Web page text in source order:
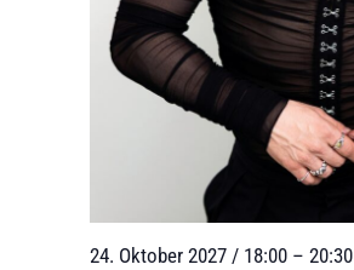
24. Oktober 2027 / 18:00– 20:30